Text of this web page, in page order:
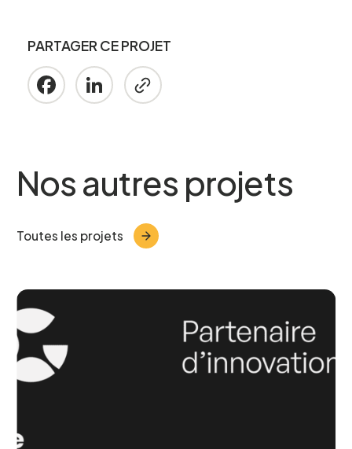
PARTAGER CE PROJET
Facebook
LinkedIn
Nos autres projets
Toutes les projets